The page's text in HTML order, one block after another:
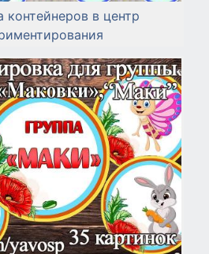
контейнеров в центр